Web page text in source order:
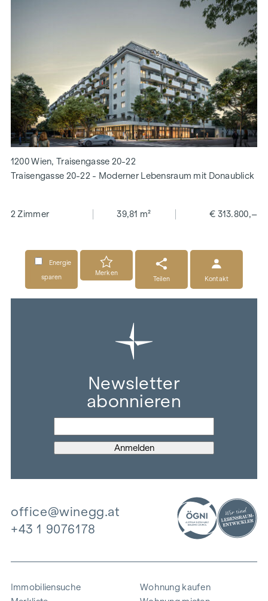
1200 Wien, Traisengasse 20-22
Traisengasse 20-22 - Moderner Lebensraum mit Donaublick
2 Zimmer 39,81 m² € 313.800,–
Energie
sparen
Merken
Teilen
Kontakt
Newsletter
abonnieren
office@winegg.at
+43 1 9076178
Immobiliensuche
Wohnung kaufen